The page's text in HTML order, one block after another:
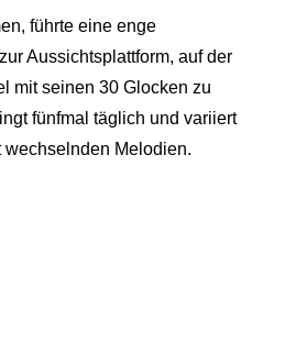
führte eine enge
Aussichtsplattform, auf der
mit seinen 30 Glocken zu
fünfmal täglich und variiert
wechselnden Melodien.